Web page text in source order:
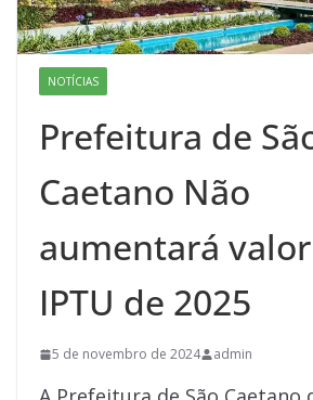
NOTÍCIAS
Prefeitura de
Caetano Não
aumentará
IPTU de 2025
5 de novembro de 2024 admin